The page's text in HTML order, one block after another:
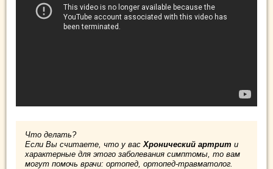
Что делать?
Если Вы считаете, что у вас Хронический артрит и
характерные для этого заболевания симптомы, то вам
могут помочь врачи: ортопед, ортопед-травматолог.